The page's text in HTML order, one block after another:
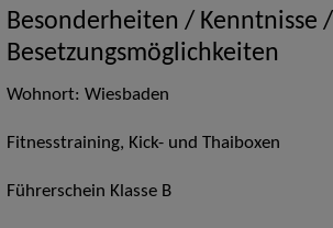
Besonderheiten / Kenntnisse /
Besetzungsmöglichkeiten
Wohnort: Wiesbaden
Fitnesstraining, Kick- und Thaiboxen
Führerschein Klasse B